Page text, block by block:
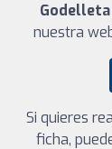
Godelleta
nuestra
Si quieres
ficha,